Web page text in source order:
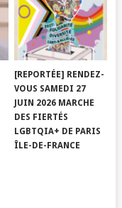
[REPORTÉE] RENDEZ-
VOUS SAMEDI 27
JUIN 2026 MARCHE
DES FIERTÉS
LGBTQIA+ DE PARIS
ÎLE-DE-FRANCE